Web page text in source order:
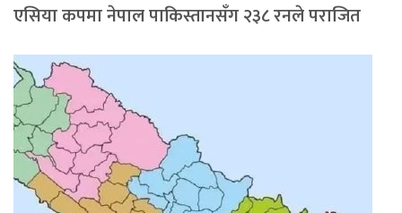
एसिया कपमा नेपाल पाकिस्तानसँग २३८ रनले पराजित